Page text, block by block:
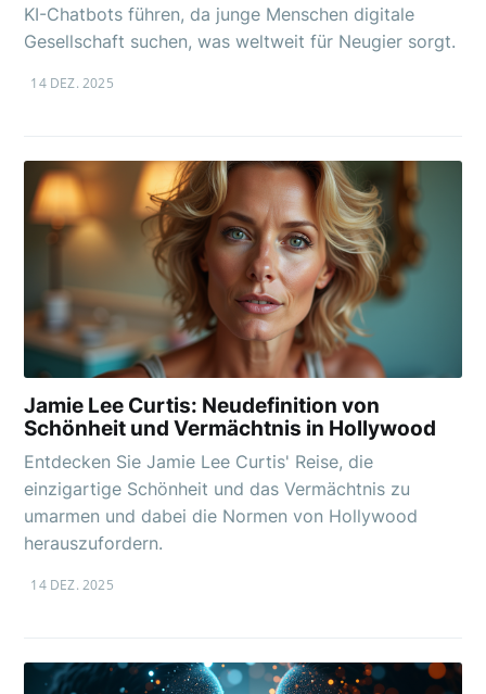
KI-Chatbots führen, da junge Menschen digitale
Gesellschaft suchen, was weltweit für Neugier sorgt.
14 DEZ. 2025
Jamie Lee Curtis: Neudefinition von
Schönheit und Vermächtnis in Hollywood
Entdecken Sie Jamie Lee Curtis' Reise, die
einzigartige Schönheit und das Vermächtnis zu
umarmen und dabei die Normen von Hollywood
herauszufordern.
14 DEZ. 2025